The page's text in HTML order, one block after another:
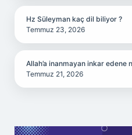
Hz Süleyman kaç dil biliyor ?
Temmuz 23, 2026
Allah’a inanmayan inkar edene
Temmuz 21, 2026